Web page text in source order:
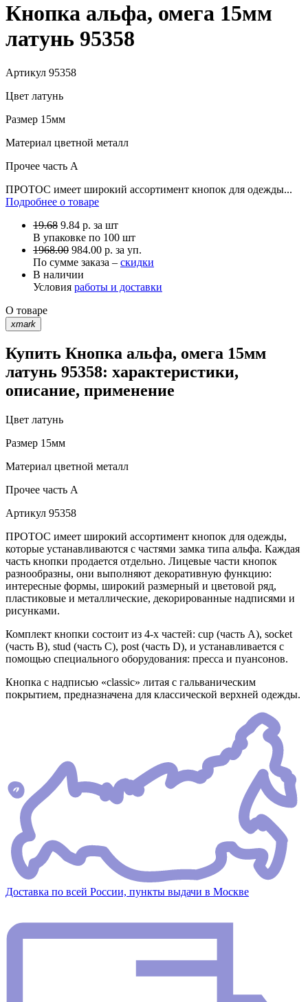
Кнопка альфа, омега 15мм
латунь 95358
Артикул 95358
Цвет латунь
Размер 15мм
Материал цветной металл
Прочее часть A
ПРОТОС имеет широкий ассортимент кнопок для одежды...
Подробнее о товаре
19.68 9.84 р. за шт
В упаковке по 100 шт
1968.00 984.00 р. за уп.
По сумме заказа – скидки
В наличии
Условия работы и доставки
О товаре
xmark
Купить Кнопка альфа, омега 15мм
латунь 95358: характеристики,
описание, применение
Цвет латунь
Размер 15мм
Материал цветной металл
Прочее часть A
Артикул 95358
ПРОТОС имеет широкий ассортимент кнопок для одежды,
которые устанавливаются с частями замка типа альфа. Каждая
часть кнопки продается отдельно. Лицевые части кнопок
разнообразны, они выполняют декоративную функцию:
интересные формы, широкий размерный и цветовой ряд,
пластиковые и металлические, декорированные надписями и
рисунками.
Комплект кнопки состоит из 4-х частей: cup (часть А), socket
(часть В), stud (часть С), post (часть D), и устанавливается с
помощью специального оборудования: пресса и пуансонов.
Кнопка с надписью «classic» литая с гальваническим
покрытием, предназначена для классической верхней одежды.
Доставка по всей России, пункты выдачи в Москве